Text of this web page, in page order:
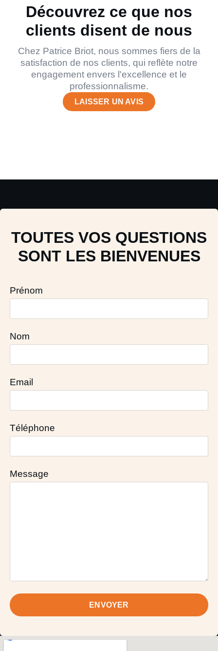
Découvrez ce que nos
clients disent de nous
Chez Patrice Briot, nous sommes fiers de la
satisfaction de nos clients, qui reflète notre
engagement envers l'excellence et le
professionnalisme.
LAISSER UN AVIS
TOUTES VOS QUESTIONS
SONT LES BIENVENUES
Prénom
Nom
Email
Téléphone
Message
ENVOYER